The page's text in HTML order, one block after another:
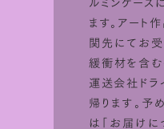
ます。アート
関先にてお受
緩衝材を含む
運送会社ドラ
帰ります。予
は「お届けに
シミュレー
ART Is.で取り